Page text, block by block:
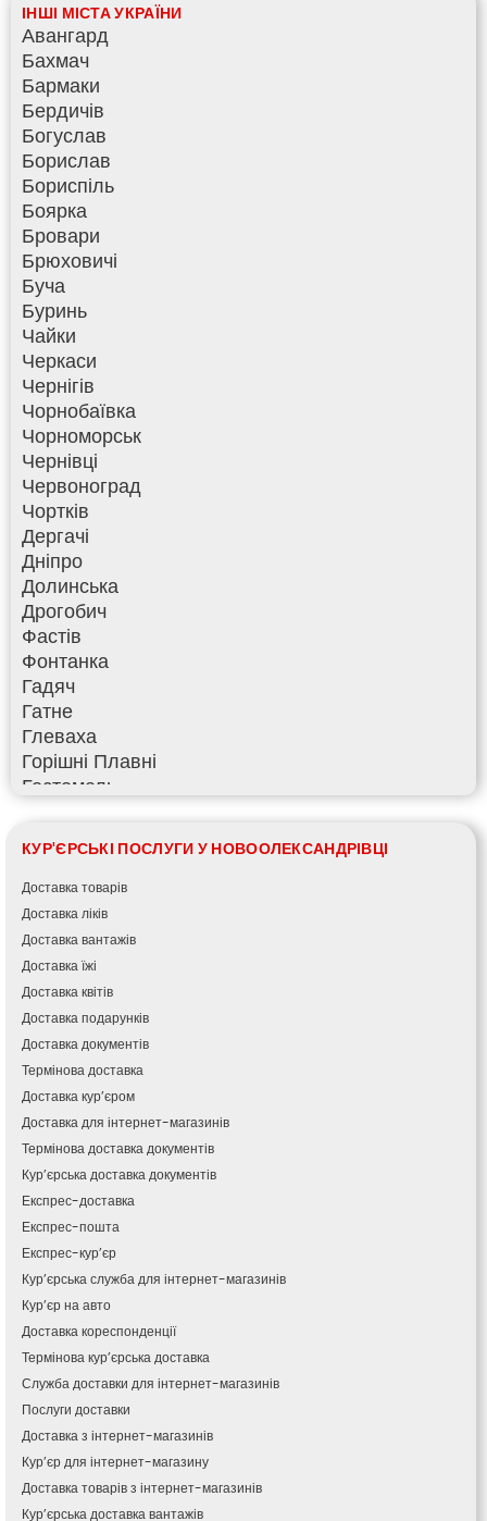
КУР'ЄРСЬКІ ПОСЛУГИ У НОВООЛЕКСАНДРІВЦІ
Доставка товарів
Доставка ліків
Доставка вантажів
Доставка їжі
Доставка квітів
Доставка подарунків
Доставка документів
Термінова доставка
Доставка кур’єром
Доставка для інтернет-магазинів
Термінова доставка документів
Кур’єрська доставка документів
Експрес-доставка
Експрес-пошта
Експрес-кур’єр
Кур’єрська служба для інтернет-магазинів
Кур’єр на авто
Доставка кореспонденції
Термінова кур’єрська доставка
Служба доставки для інтернет-магазинів
Послуги доставки
Доставка з інтернет-магазинів
Кур’єр для інтернет-магазину
Доставка товарів з інтернет-магазинів
Кур’єрська доставка вантажів
ІНШІ МІСТА УКРАЇНИ
Авангард
Бахмач
Бармаки
Бердичів
Богуслав
Борислав
Бориспіль
Боярка
Бровари
Брюховичі
Буча
Буринь
Чайки
Черкаси
Чернігів
Чорнобаївка
Чорноморськ
Чернівці
Червоноград
Чортків
Дергачі
Дніпро
Долинська
Дрогобич
Фастів
Фонтанка
Гадяч
Гатне
Глеваха
Горішні Плавні
Гостомель
Херсон
Хмельницький
Хмільник
Ірпінь
Івано-Франківськ
Ізмаїл
Кагарлик
Калуш
Кам’янець-Подільський
Кам’янка
Кам’янське
Канів
Козятин
Київ
Кобеляки
Коцюбинське
Конотоп
Коростень
Корсунь-Шевченківський
Костопіль
Ковель
Козин
Красноград
Кременчук
Кременець
Кривий Ріг
Кролевець
Кропивницький